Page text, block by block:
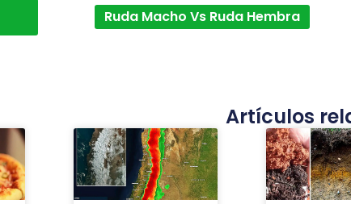
Ruda Macho Vs Ruda Hembra
Artículos